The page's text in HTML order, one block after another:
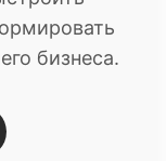
бизнеса.